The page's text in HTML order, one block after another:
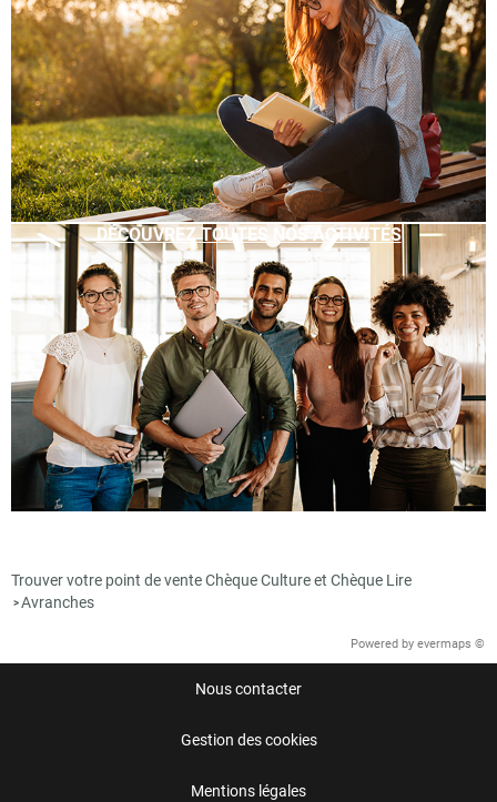
DÉCOUVREZ TOUTES NOS ACTIVITÉS
Trouver votre point de vente Chèque Culture et Chèque Lire
>Avranches
Powered by evermaps ©
Nous contacter
Gestion des cookies
Mentions légales